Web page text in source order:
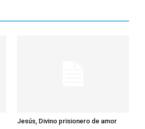
Jesús, Divino prisionero de amor